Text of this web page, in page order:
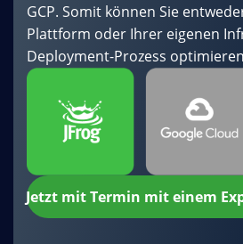
GCP. Somit können Sie
Plattform oder Ihrer eigenen
Deployment-Prozess
Jetzt mit Termin mit einem